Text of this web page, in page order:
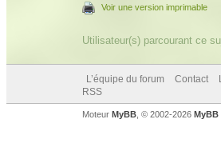
Voir une version imprimable
Utilisateur(s) parcourant ce
L’équipe du forum Contact
RSS
Moteur MyBB , © 2002-2026 MyBB